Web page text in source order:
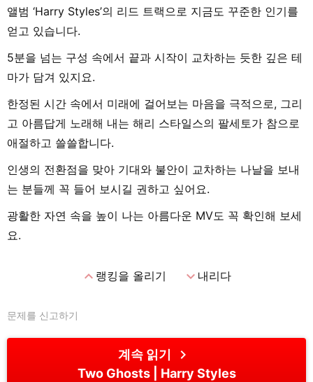
앨범 ‘Harry Styles’의 리드 트랙으로 지금도 꾸준한 인기를
얻고 있습니다.
5분을 넘는 구성 속에서 끝과 시작이 교차하는 듯한 깊은 테
마가 담겨 있지요.
한정된 시간 속에서 미래에 걸어보는 마음을 극적으로, 그리
고 아름답게 노래해 내는 해리 스타일스의 팔세토가 참으로
애절하고 쓸쓸합니다.
인생의 전환점을 맞아 기대와 불안이 교차하는 나날을 보내
는 분들께 꼭 들어 보시길 권하고 싶어요.
광활한 자연 속을 높이 나는 아름다운 MV도 꼭 확인해 보세
요.
expand_less랭킹을 올리기 expand_more내리다
문제를 신고하기
계속 읽기 chevron_right
Two Ghosts Harry Styles